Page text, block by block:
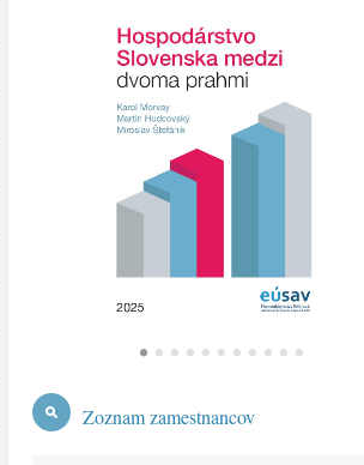
Zoznam zamestnancov